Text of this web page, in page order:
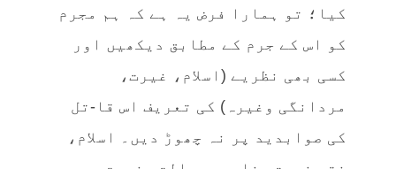
کیا؛ تو ہمارا فرض یہ ہے کہ ہم مجرم
کو اس کے جرم کے مطابق دیکھیں اور
کسی بھی نظریے (اسلام، غیرت،
مردانگی وغیرہ) کی تعریف اس قا-تل
کی صوابدید پر نہ چھوڑ دیں۔ اسلام،